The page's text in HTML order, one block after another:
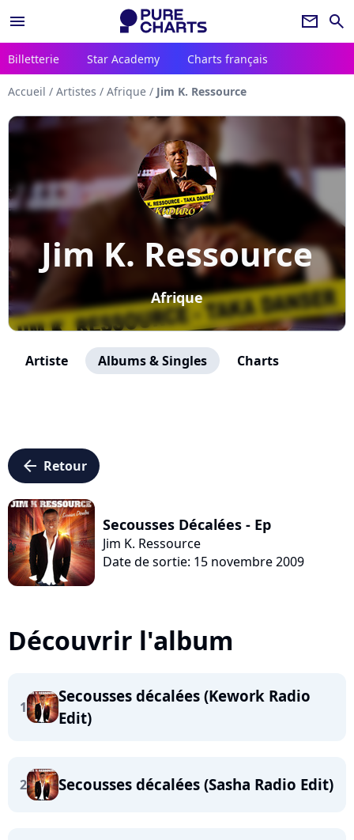
menu newsletter search
Billetterie Star Academy Charts français
Accueil / Artistes / Afrique / Jim K. Ressource
Jim K. Ressource
Afrique
Artiste Albums & Singles Charts
arrow_left Retour
Secousses Décalées - Ep
Jim K. Ressource
Date de sortie: 15 novembre 2009
Découvrir l'album
1
Secousses décalées (Kework Radio
Edit)
2 Secousses décalées (Sasha Radio Edit)